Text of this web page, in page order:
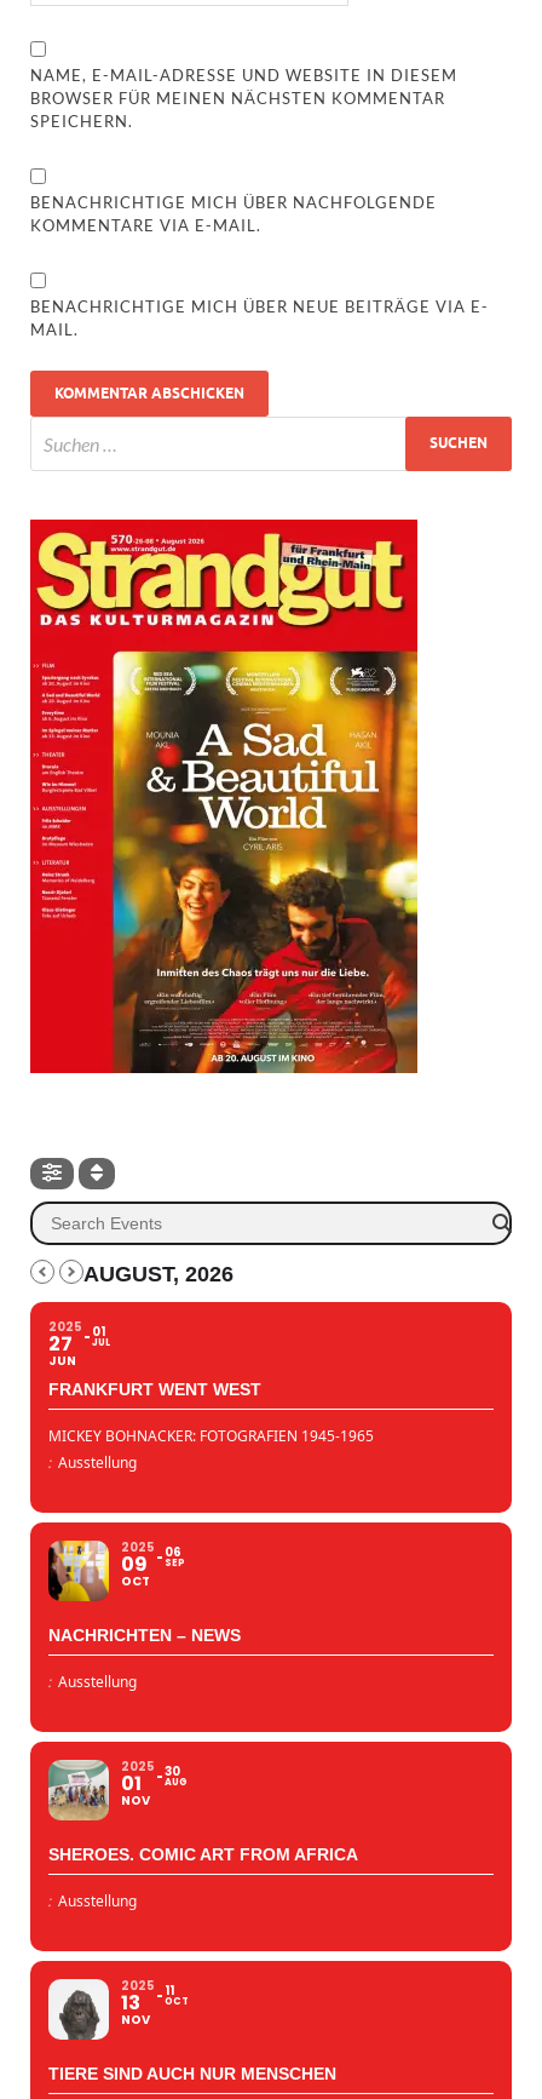
NAME, E-MAIL-ADRESSE UND WEBSITE IN DIESEM
BROWSER FÜR MEINEN NÄCHSTEN KOMMENTAR
SPEICHERN.
BENACHRICHTIGE MICH ÜBER NACHFOLGENDE
KOMMENTARE VIA E-MAIL.
BENACHRICHTIGE MICH ÜBER NEUE BEITRÄGE VIA E-
MAIL.
AUGUST, 2026
2025
27
JUN
01
JUL
FRANKFURT WENT WEST
MICKEY BOHNACKER: FOTOGRAFIEN 1945-1965
: Ausstellung
2025
09
OCT
06
SEP
NACHRICHTEN – NEWS
: Ausstellung
2025
01
NOV
30
AUG
SHEROES. COMIC ART FROM AFRICA
: Ausstellung
2025
13
NOV
11
OCT
TIERE SIND AUCH NUR MENSCHEN